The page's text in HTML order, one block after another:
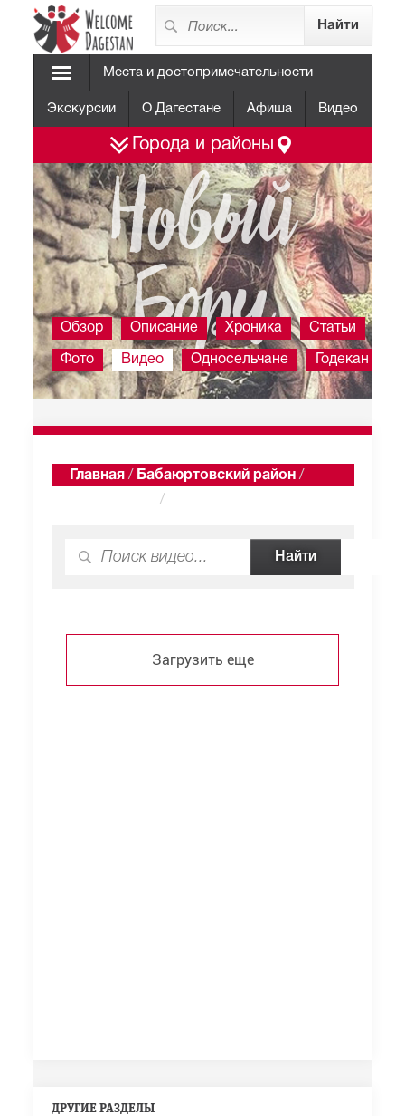
Места и достопримечательности
Экскурсии О Дагестане Афиша Видео
Города и районы
Новый
Борч
Обзор Описание Хроника Статьи
Фото Видео Односельчане Годекан
Главная / Бабаюртовский район /
/
Загрузить еще
ДРУГИЕ РАЗДЕЛЫ